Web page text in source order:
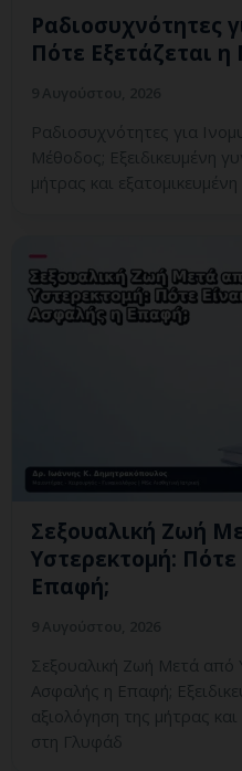
Ραδιοσυχνότητες
Πότε Εξετάζεται
Ραδιοσυχνότητες για
Μέθοδος; Εξειδικευμένη
μήτρας και
Σεξουαλική Ζωή
Υστερεκτομή:
Επαφή;
Σεξουαλική Ζωή Μετά από
Ασφαλής η Επαφή;
αξιολόγηση της μήτρας
στη Γλυφάδ